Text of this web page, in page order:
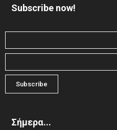
Subscribe now!
Σήμερα...